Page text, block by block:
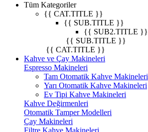
Tüm Kategoriler
{{ CAT.TITLE }}
{{ SUB.TITLE }}
{{ SUB2.TITLE }}
{{ SUB.TITLE }}
{{ CAT.TITLE }}
Kahve ve Çay Makineleri
Espresso Makineleri
Tam Otomatik Kahve Makineleri
Yarı Otomatik Kahve Makineleri
Ev Tipi Kahve Makineleri
Kahve Değirmenleri
Otomatik Tamper Modelleri
Çay Makineleri
Filtre Kahve Makineleri